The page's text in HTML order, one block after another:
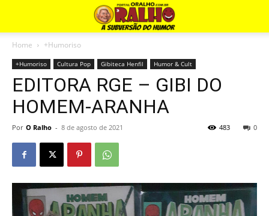
Home +Humoriso
+Humoriso Cultura Pop Gibiteca Henfil Humor & Cult
EDITORA RGE – GIBI DO
HOMEM-ARANHA
Por O Ralho - 8 de agosto de 2021 0
483